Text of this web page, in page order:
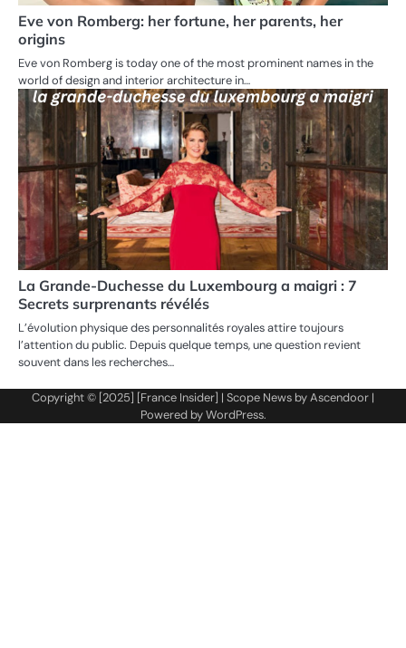
Eve von Romberg: her fortune, her parents, her
origins
Eve von Romberg is today one of the most prominent names in the
world of design and interior architecture in…
La Grande-Duchesse du Luxembourg a maigri : 7
Secrets surprenants révélés
L’évolution physique des personnalités royales attire toujours
l’attention du public. Depuis quelque temps, une question revient
souvent dans les recherches…
Copyright © [2025] [France Insider] | Scope News byAscendoor |
Powered byWordPress.